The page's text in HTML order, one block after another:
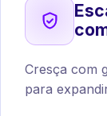
Cresça com
para